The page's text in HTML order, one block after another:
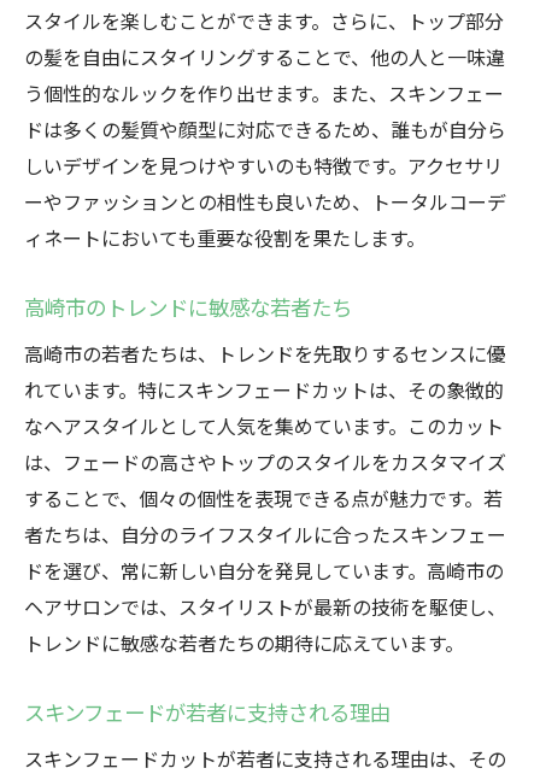
スタイルを楽しむことができます。さらに、トップ部分
の髪を自由にスタイリングすることで、他の人と一味違
う個性的なルックを作り出せます。また、スキンフェー
ドは多くの髪質や顔型に対応できるため、誰もが自分ら
しいデザインを見つけやすいのも特徴です。アクセサリ
ーやファッションとの相性も良いため、トータルコーデ
ィネートにおいても重要な役割を果たします。
高崎市のトレンドに敏感な若者たち
高崎市の若者たちは、トレンドを先取りするセンスに優
れています。特にスキンフェードカットは、その象徴的
なヘアスタイルとして人気を集めています。このカット
は、フェードの高さやトップのスタイルをカスタマイズ
することで、個々の個性を表現できる点が魅力です。若
者たちは、自分のライフスタイルに合ったスキンフェー
ドを選び、常に新しい自分を発見しています。高崎市の
ヘアサロンでは、スタイリストが最新の技術を駆使し、
トレンドに敏感な若者たちの期待に応えています。
スキンフェードが若者に支持される理由
スキンフェードカットが若者に支持される理由は、その